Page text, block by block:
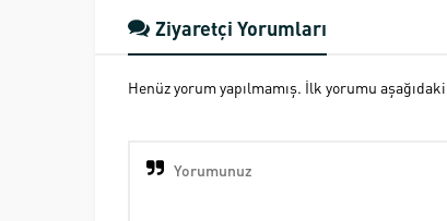
Ziyaretçi Yorumları
Henüz yorum yapılmamış. İlk yorumu